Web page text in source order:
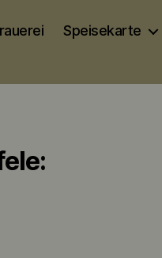
Speisekarte